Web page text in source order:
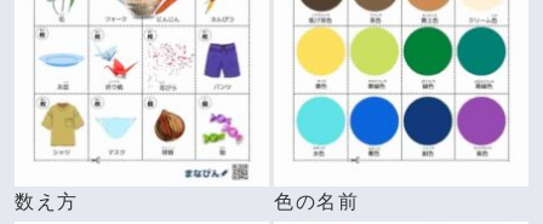
数え方 色の名前